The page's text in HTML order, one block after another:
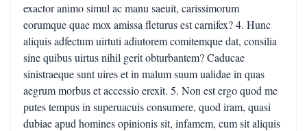
exactor animo simul ac manu saeuit, carissimorum
eorumque quae mox amissa fleturus est carnifex? 4. Hunc
aliquis adfectum uirtuti adiutorem comitemque dat, consilia
sine quibus uirtus nihil gerit obturbantem? Caducae
sinistraeque sunt uires et in malum suum ualidae in quas
aegrum morbus et accessio erexit. 5. Non est ergo quod me
putes tempus in superuacuis consumere, quod iram, quasi
dubiae apud homines opinionis sit, infamem, cum sit aliquis